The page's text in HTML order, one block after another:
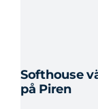
Softhouse
på Piren